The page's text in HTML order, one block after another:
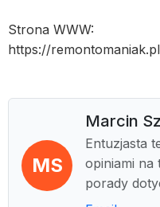
Strona WWW:
https://
MS
Marcin
Entuzjasta
opiniami na
porady